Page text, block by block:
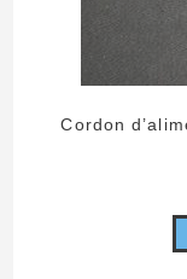
Cordon